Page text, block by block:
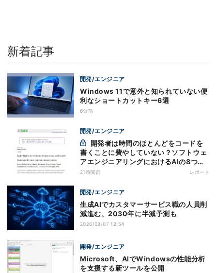
新着記事
開発/エンジニア
Windows 11で意外と知られていない便
利なショートカットキー6選
6分前
開発/エンジニア
書くことに費やしていない？ソフトウェ
アエンジニアリングにおけるAIの8つの
神話への賛否
21時間前 レポート
開発/エンジニア
生成AIでカスタマーサービス職の人員削
減進む、2030年に半減予測も
2026/08/07 12:54
開発/エンジニア
Microsoft、AIでWindowsの性能分析
を支援する新ツールを公開